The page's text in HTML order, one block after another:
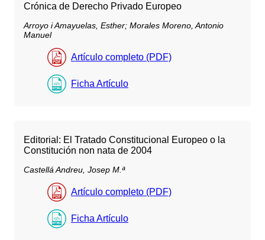
Crónica de Derecho Privado Europeo
Arroyo i Amayuelas, Esther; Morales Moreno, Antonio
Manuel
Artículo completo (PDF)
Ficha Artículo
Editorial: El Tratado Constitucional Europeo o la
Constitución non nata de 2004
Castellá Andreu, Josep M.ª
Artículo completo (PDF)
Ficha Artículo